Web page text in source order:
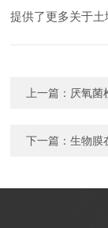
提供了更多关于土
上一篇： 厌氧菌
下一篇：生物膜